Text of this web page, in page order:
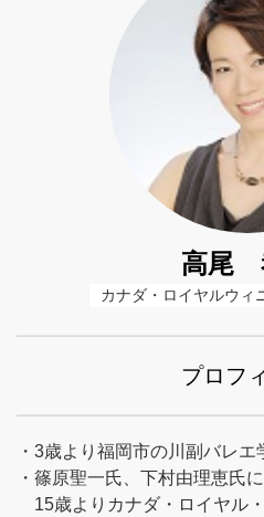
高尾
カナダ・ロイヤルウィ
プロフ
・3歳より福岡市の川副バレ
・篠原聖一氏、下村由理恵氏
15歳よりカナダ・ロイヤル